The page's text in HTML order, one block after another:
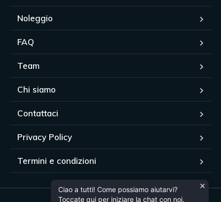
Noleggio
FAQ
Team
Chi siamo
Contattaci
Privacy Policy
Termini e condizioni
Ciao a tutti! Come possiamo aiutarvi?
Toccate qui per iniziare la chat con noi.